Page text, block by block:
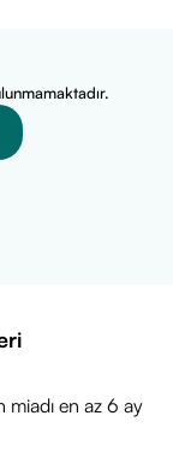
temizlemeye
en az 6 ay